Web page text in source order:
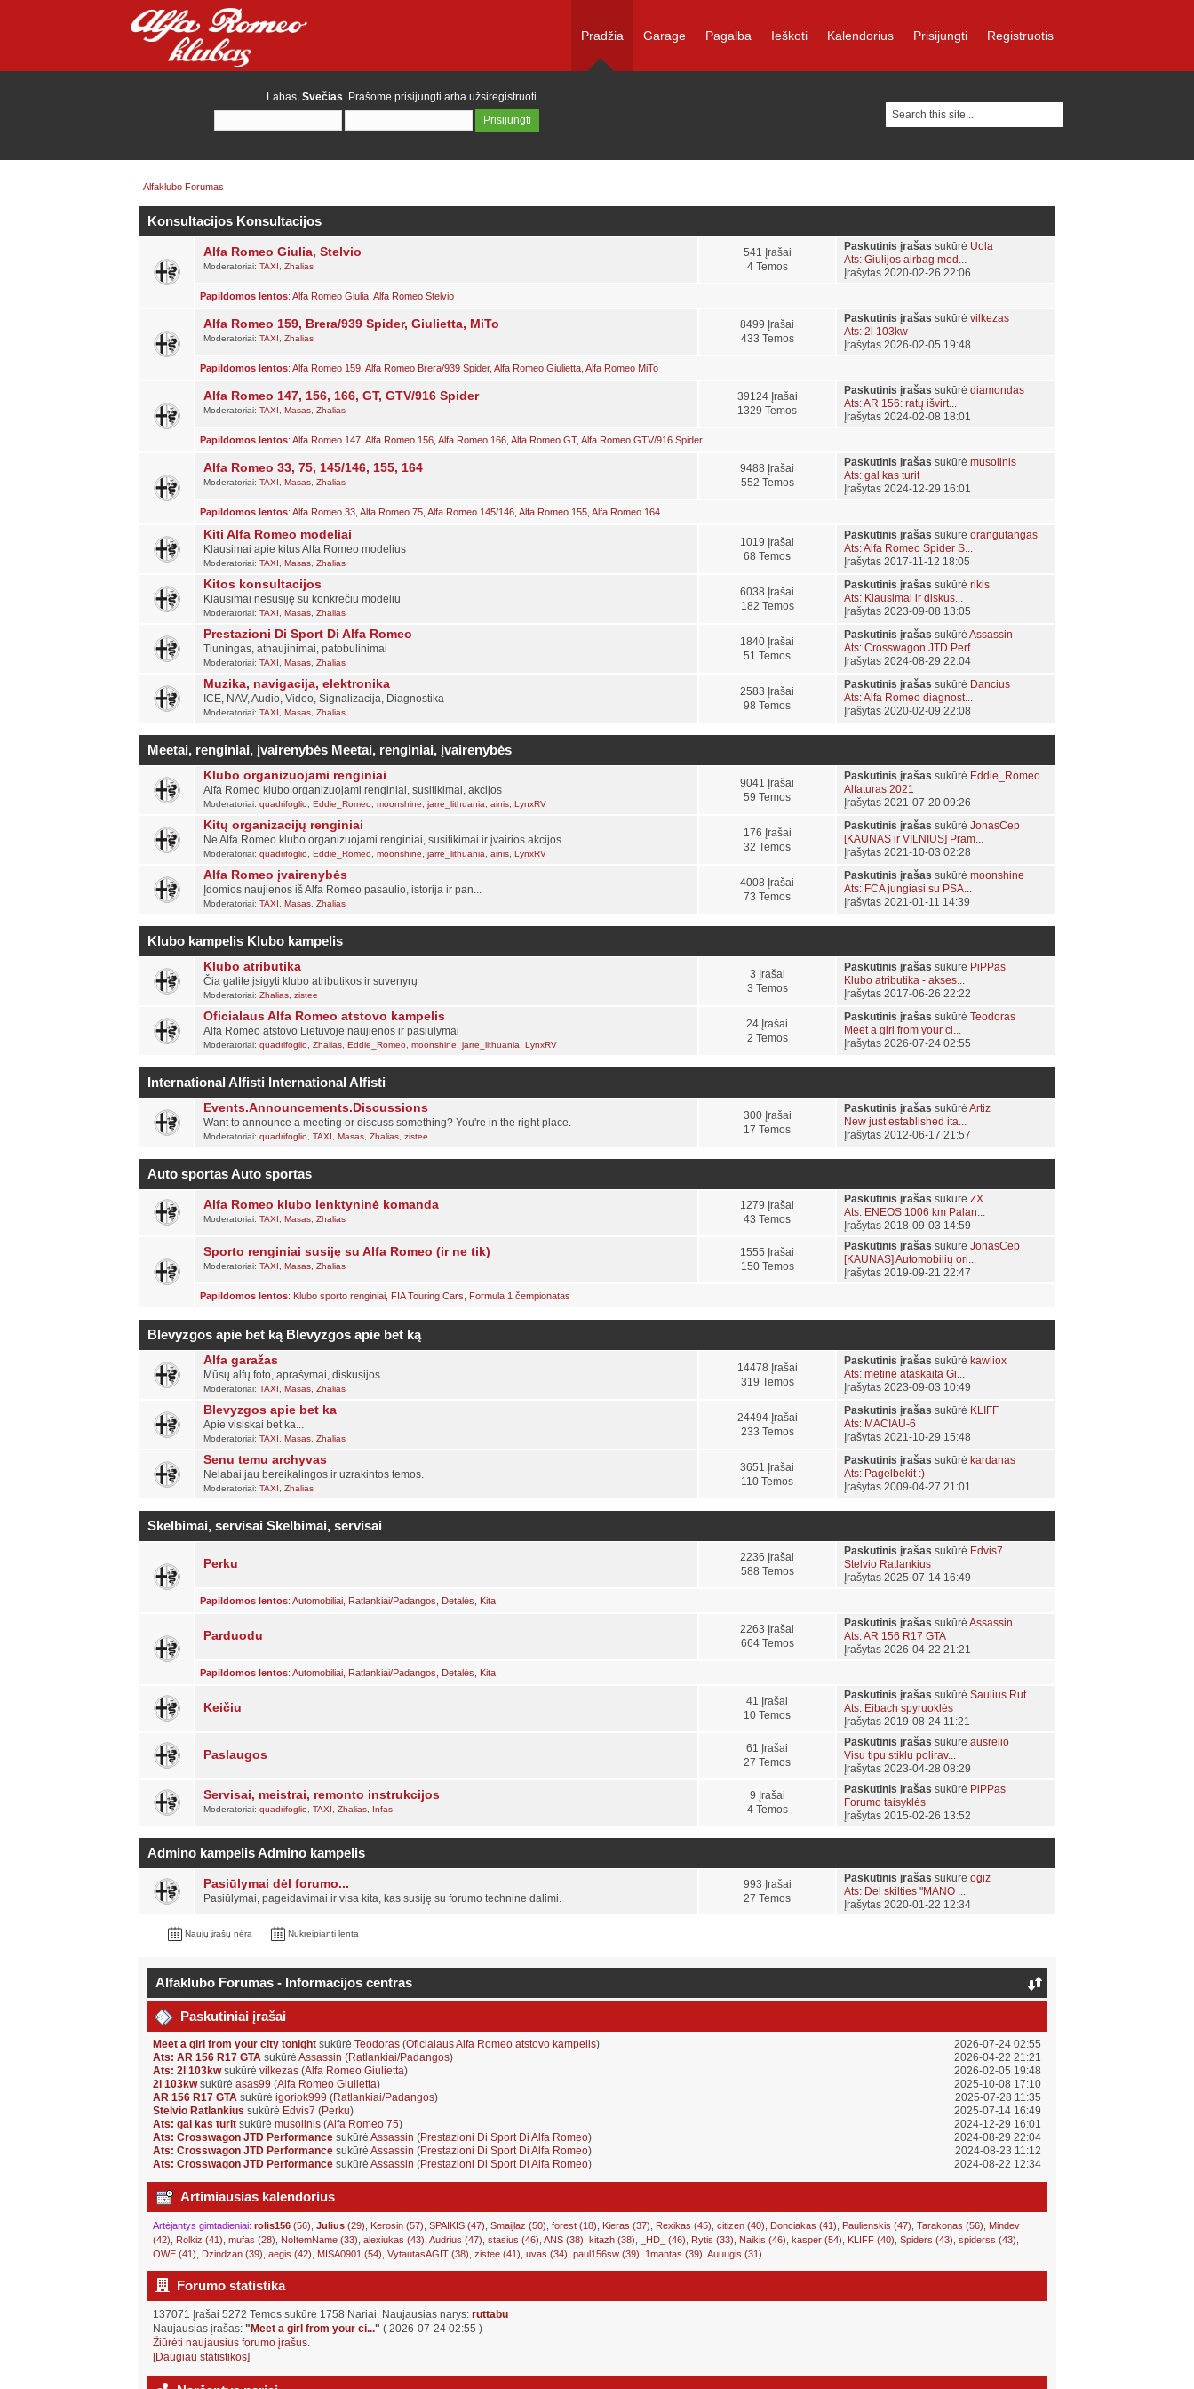
Pradžia Garage Pagalba Ieškoti Kalendorius Prisijungti Registruotis
Labas, Svečias. Prašome prisijungti arba užsiregistruoti.
Alfaklubo Forumas
Konsultacijos Konsultacijos
Alfa Romeo Giulia, Stelvio
Moderatoriai: TAXI Zhalias
541 Įrašai
4 Temos
Paskutinis įrašas sukūrė Uola
Ats: Giulijos airbag mod...
Įrašytas 2020-02-26 22:06
Papildomos lentos: Alfa Romeo Giulia Alfa Romeo Stelvio
Alfa Romeo 159, Brera/939 Spider, Giulietta, MiTo
Moderatoriai: TAXI Zhalias
8499 Įrašai
433 Temos
Paskutinis įrašas sukūrėvilkezas
Ats: 2l 103kw
Įrašytas 2026-02-05 19:48
Papildomos lentos: Alfa Romeo 159 Alfa Romeo Brera/939 Spider, Alfa Romeo Giulietta Alfa Romeo MiTo
Alfa Romeo 147, 156, 166, GT, GTV/916 Spider
Moderatoriai: TAXI Masas, Zhalias
39124 Įrašai
1329 Temos
Paskutinis įrašas sukūrėdiamondas
Ats: AR 156: ratų išvirt...
Įrašytas 2024-02-08 18:01
Papildomos lentos: Alfa Romeo 147 Alfa Romeo 156 Alfa Romeo 166 Alfa Romeo GT, Alfa Romeo GTV/916 Spider
Alfa Romeo 33, 75, 145/146, 155, 164
Moderatoriai: TAXI Masas, Zhalias
9488 Įrašai
552 Temos
Paskutinis įrašas sukūrėmusolinis
Ats: gal kas turit
Įrašytas 2024-12-29 16:01
Papildomos lentos: Alfa Romeo 33 Alfa Romeo 75 Alfa Romeo 145/146 Alfa Romeo 155 Alfa Romeo 164
Kiti Alfa Romeo modeliai
Klausimai apie kitus Alfa Romeo modelius
Moderatoriai: TAXI Masas, Zhalias
1019 Įrašai
68 Temos
Paskutinis įrašas sukūrėorangutangas
Ats: Alfa Romeo Spider S...
Įrašytas 2017-11-12 18:05
Kitos konsultacijos
Klausimai nesusiję su konkrečiu modeliu
Moderatoriai: TAXI Masas, Zhalias
6038 Įrašai
182 Temos
Paskutinis įrašas sukūrėrikis
Ats: Klausimai ir diskus...
Įrašytas 2023-09-08 13:05
Prestazioni Di Sport Di Alfa Romeo
Tiuningas, atnaujinimai, patobulinimai
Moderatoriai: TAXI Masas, Zhalias
1840 Įrašai
51 Temos
Paskutinis įrašas sukūrėAssassin
Ats: Crosswagon JTD Perf...
Įrašytas 2024-08-29 22:04
Muzika, navigacija, elektronika
ICE, NAV, Audio, Video, Signalizacija, Diagnostika
Moderatoriai: TAXI Masas, Zhalias
2583 Įrašai
98 Temos
Paskutinis įrašas sukūrė Dancius
Ats: Alfa Romeo diagnost...
Įrašytas 2020-02-09 22:08
Meetai, renginiai, įvairenybės Meetai, renginiai, įvairenybės
Klubo organizuojami renginiai
Alfa Romeo klubo organizuojami renginiai, susitikimai, akcijos
Moderatoriai: quadrifoglio, Eddie_Romeo, moonshine jarre_lithuania ainis, LynxRV
9041 Įrašai
59 Temos
Paskutinis įrašas sukūrė Eddie_Romeo
Alfaturas 2021
Įrašytas 2021-07-20 09:26
Kitų organizacijų renginiai
Ne Alfa Romeo klubo organizuojami renginiai, susitikimai ir įvairios akcijos
Moderatoriai: quadrifoglio, Eddie_Romeo, moonshine jarre_lithuania ainis, LynxRV
176 Įrašai
32 Temos
Paskutinis įrašas sukūrėJonasCep
[KAUNAS ir VILNIUS] Pram...
Įrašytas 2021-10-03 02:28
Alfa Romeo įvairenybės
Įdomios naujienos iš Alfa Romeo pasaulio, istorija ir pan...
Moderatoriai: TAXI Masas, Zhalias
4008 Įrašai
73 Temos
Paskutinis įrašas sukūrėmoonshine
Ats: FCA jungiasi su PSA...
Įrašytas 2021-01-11 14:39
Klubo kampelis Klubo kampelis
Klubo atributika
Čia galite įsigyti klubo atributikos ir suvenyrų
Moderatoriai: Zhalias, zistee
3 Įrašai
3 Temos
Paskutinis įrašas sukūrė PiPPas
Klubo atributika - akses...
Įrašytas 2017-06-26 22:22
Oficialaus Alfa Romeo atstovo kampelis
Alfa Romeo atstovo Lietuvoje naujienos ir pasiūlymai
Moderatoriai: quadrifoglio, Zhalias, Eddie_Romeo, moonshine jarre_lithuania LynxRV
24 Įrašai
2 Temos
Paskutinis įrašas sukūrėTeodoras
Meet a girl from your ci...
Įrašytas 2026-07-24 02:55
International Alfisti International Alfisti
Events.Announcements.Discussions
Want to announce a meeting or discuss something? You're in the right place.
Moderatoriai: quadrifoglio, TAXI Masas, Zhalias, zistee
300 Įrašai
17 Temos
Paskutinis įrašas sukūrėArtiz
New just established ita...
Įrašytas 2012-06-17 21:57
Auto sportasAuto sportas
Alfa Romeo klubo lenktyninė komanda
Moderatoriai: TAXI Masas, Zhalias
1279 Įrašai
43 Temos
Paskutinis įrašas sukūrėZX
Ats: ENEOS 1006 km Palan...
Įrašytas 2018-09-03 14:59
Sporto renginiai susiję su Alfa Romeo (ir ne tik)
Moderatoriai: TAXI Masas, Zhalias
1555 Įrašai
150 Temos
Paskutinis įrašas sukūrėJonasCep
[KAUNAS] Automobilių ori...
Įrašytas 2019-09-21 22:47
Papildomos lentos: Klubo sporto renginiai FIA Touring Cars Formula 1 čempionatas
Blevyzgos apie bet ką Blevyzgos apie bet ką
Alfa garažas
Mūsų alfų foto, aprašymai, diskusijos
Moderatoriai: TAXI Masas, Zhalias
14478 Įrašai
319 Temos
Paskutinis įrašas sukūrėkawliox
Ats: metine ataskaita Gi...
Įrašytas 2023-09-03 10:49
Blevyzgos apie bet ka
Apie visiskai bet ka...
Moderatoriai: TAXI Masas, Zhalias
24494 Įrašai
233 Temos
Paskutinis įrašas sukūrė KLIFF
Ats: MACIAU-6
Įrašytas 2021-10-29 15:48
Senu temu archyvas
Nelabai jau bereikalingos ir uzrakintos temos.
Moderatoriai: TAXI Zhalias
3651 Įrašai
110 Temos
Paskutinis įrašas sukūrėkardanas
Ats: Pagelbekit :)
Įrašytas 2009-04-27 21:01
Skelbimai, servisai Skelbimai, servisai
Perku
2236 Įrašai
588 Temos
Paskutinis įrašas sukūrė Edvis7
Stelvio Ratlankius
Įrašytas 2025-07-14 16:49
Papildomos lentos: Automobiliai Ratlankiai/Padangos Detalės Kita
Parduodu
2263 Įrašai
664 Temos
Paskutinis įrašas sukūrėAssassin
Ats: AR 156 R17 GTA
Įrašytas 2026-04-22 21:21
Papildomos lentos: Automobiliai Ratlankiai/Padangos Detalės Kita
Keičiu
41 Įrašai
10 Temos
Paskutinis įrašas sukūrėSaulius Rut.
Ats: Eibach spyruoklės
Įrašytas 2019-08-24 11:21
Paslaugos
61 Įrašai
27 Temos
Paskutinis įrašas sukūrėausrelio
Visu tipu stiklu polirav...
Įrašytas 2023-04-28 08:29
Servisai, meistrai, remonto instrukcijos
Moderatoriai: quadrifoglio, TAXI Zhalias, Infas
9 Įrašai
4 Temos
Paskutinis įrašas sukūrė PiPPas
Forumo taisyklės
Įrašytas 2015-02-26 13:52
Admino kampelisAdmino kampelis
Pasiūlymai dėl forumo...
Pasiūlymai, pageidavimai ir visa kita, kas susiję su forumo technine dalimi.
993 Įrašai
27 Temos
Paskutinis įrašas sukūrėogiz
Ats: Del skilties "MANO ...
Įrašytas 2020-01-22 12:34
Naujų įrašų nėra Nukreipianti lenta
Alfaklubo Forumas - Informacijos centras
Paskutiniai įrašai
Meet a girl from your city tonight sukūrė Teodoras (Oficialaus Alfa Romeo atstovo kampelis)
2026-07-24 02:55
Ats: AR 156 R17 GTA sukūrė Assassin (Ratlankiai/Padangos)
2026-04-22 21:21
Ats: 2l 103kwsukūrė vilkezas (Alfa Romeo Giulietta)
2026-02-05 19:48
2l 103kwsukūrė asas99 (Alfa Romeo Giulietta)
2025-10-08 17:10
AR 156 R17 GTA sukūrė igoriok999 (Ratlankiai/Padangos)
2025-07-28 11:35
Stelvio Ratlankius sukūrė Edvis7 (Perku)
2025-07-14 16:49
Ats: gal kas turit sukūrė musolinis (Alfa Romeo 75)
2024-12-29 16:01
Ats: Crosswagon JTD Performance sukūrė Assassin (Prestazioni Di Sport Di Alfa Romeo)
2024-08-29 22:04
Ats: Crosswagon JTD Performance sukūrė Assassin (Prestazioni Di Sport Di Alfa Romeo)
2024-08-23 11:12
Ats: Crosswagon JTD Performance sukūrė Assassin (Prestazioni Di Sport Di Alfa Romeo) 2024-08-22 12:34
Artimiausias kalendorius
Artėjantys gimtadieniai: rolis156(56) Julius(29) Kerosin (57) SPAIKIS (47) Smaijlaz (50) forest (18) Kieras (37) Rexikas (45) citizen (40) Donciakas (41) Paulienskis (47) Tarakonas (56)
Mindev
(42)
Rolkiz (41) mufas (28) NoItemName (33) alexiukas (43) Audrius (47) stasius (46) ANS (38) kitazh (38) _HD_ (46) Rytis (33) Naikis (46) kasper (54) KLIFF (40) Spiders (43) spiderss (43)
OWE (41)
Dzindzan (39) aegis (42) MISA0901 (54) VytautasAGIT (38) zistee (41) uvas (34) paul156sw (39) 1mantas (39) Auuugis (31)
Forumo statistika
137071 Įrašai 5272 Temos sukūrė 1758 Nariai. Naujausias narys:ruttabu
Naujausias įrašas:" Meet a girl from your ci..." ( 2026-07-24 02:55 )
Žiūrėti naujausius forumo įrašus.
[Daugiau statistikos]